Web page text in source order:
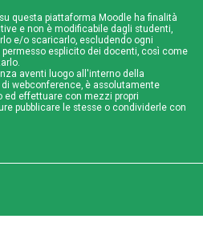
questa piattaforma Moodle ha finalità
e non è modificabile dagli studenti,
e/o scaricarlo, escludendo ogni
esplicito dei docenti, così come
aventi luogo all'interno della
webconference, è assolutamente
effettuare con mezzi propri
pubblicare le stesse o condividerle con